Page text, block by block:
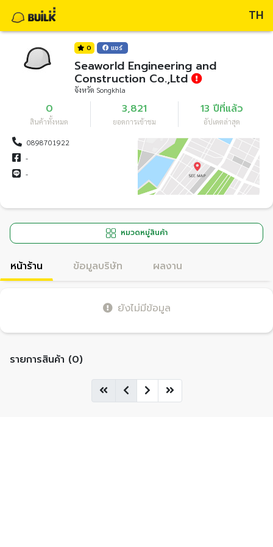
TH
0 แชร์
Seaworld Engineering and
Construction Co.,Ltd
จังหวัด Songkhla
0
สินค้าทั้งหมด
3,821
ยอดการเข้าชม
13 ปีที่แล้ว
อัปเดตล่าสุด
0898701922
-
-
หมวดหมู่สินค้า
หน้าร้าน ข้อมูลบริษัท ผลงาน
ยังไม่มีข้อมูล
รายการสินค้า (0)